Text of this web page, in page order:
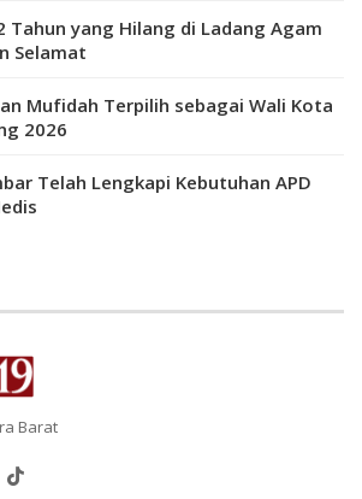
Tahun yang Hilang di Ladang Agam
Selamat
Mufidah Terpilih sebagai Wali Kota
2026
Telah Lengkapi Kebutuhan APD
Barat